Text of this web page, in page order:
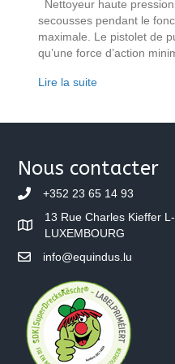
Nettoyeur haute
secousses pendant le
maximale. Le pistolet de
qu’une force d’action
Lire la suite
Nous contacter
+352 23 65 14 93
13 Rue Charles Kieffer
LUXEMBOURG
info@equindus.lu